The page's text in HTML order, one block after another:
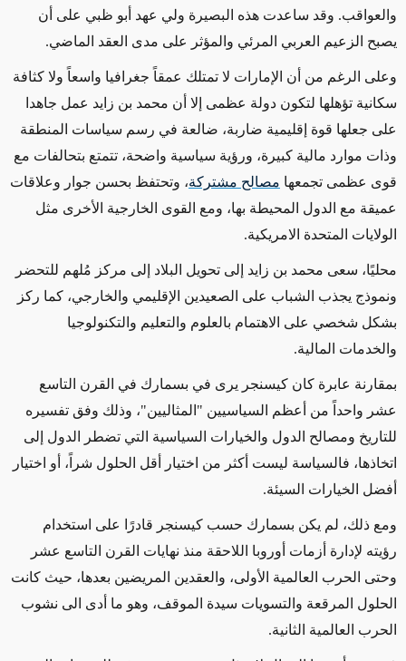
والعواقب. وقد ساعدت هذه البصيرة ولي عهد أبو ظبي على أن
يصبح الزعيم العربي المرئي والمؤثر على مدى العقد الماضي.
وعلى الرغم من أن الإمارات لا تمتلك عمقاً جغرافيا واسعاً ولا كثافة
سكانية تؤهلها لتكون دولة عظمى إلا أن محمد بن زايد عمل جاهدا
على جعلها قوة إقليمية ضاربة، ضالعة في رسم سياسات المنطقة
وذات موارد مالية كبيرة، ورؤية سياسية واضحة، تتمتع بتحالفات مع
قوى عظمى تجمعها مصالح مشتركة، وتحتفظ بحسن جوار وعلاقات
عميقة مع الدول المحيطة بها، ومع القوى الخارجية الأخرى مثل
الولايات المتحدة الامريكية.
محليًا، سعى محمد بن زايد إلى تحويل البلاد إلى مركز مُلهم للتحضر
ونموذج يجذب الشباب على الصعيدين الإقليمي والخارجي، كما ركز
بشكل شخصي على الاهتمام بالعلوم والتعليم والتكنولوجيا
والخدمات المالية.
بمقارنة عابرة كان كيسنجر يرى في بسمارك في القرن التاسع
عشر واحداً من أعظم السياسيين "المثاليين"، وذلك وفق تفسيره
للتاريخ ومصالح الدول والخيارات السياسية التي تضطر الدول إلى
اتخاذها، فالسياسة ليست أكثر من اختيار أقل الحلول شراً، أو اختيار
أفضل الخيارات السيئة.
ومع ذلك، لم يكن بسمارك حسب كيسنجر قادرًا على استخدام
رؤيته لإدارة أزمات أوروبا اللاحقة منذ نهايات القرن التاسع عشر
وحتى الحرب العالمية الأولى، والعقدين المريضين بعدها، حيث كانت
الحلول المرقعة والتسويات سيدة الموقف، وهو ما أدى الى نشوب
الحرب العالمية الثانية.